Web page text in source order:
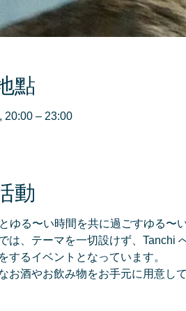
點
20:00 – 23:00
動
ゆる〜い時間を共に過ごすゆる〜
は、テーマを一切設けず、Tanchi
するイベントとなっています。
お酒やお飲み物をお手元に用意し